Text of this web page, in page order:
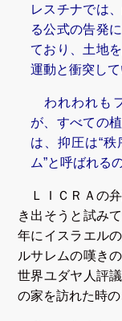
レスチナでは
る公式の告発
ており、土地
運動と衝突して
われわれも
が、すべての
は、抑圧は“
ム”と呼ばれる
ＬＩＣＲＡの
き出そうと試み
年にイスラエル
ルサレムの嘆き
世界ユダヤ人評
の家を訪れた時の